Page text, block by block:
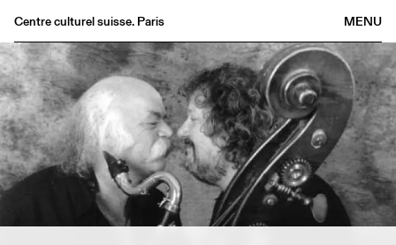
MENU
Centre culturel suisse. Paris
Agenda
Bookshop
Buvette
Archives
Medias
About